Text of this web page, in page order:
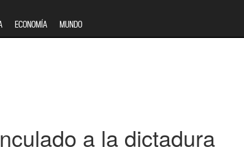
ECONOMÍA MUNDO
a la dictadura